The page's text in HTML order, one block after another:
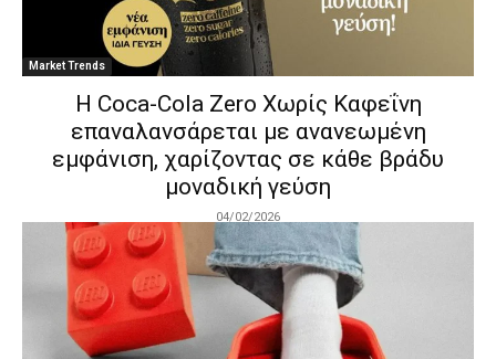
Market Trends
Η Coca-Cola Zero Χωρίς Καφεΐνη
επαναλανσάρεται με ανανεωμένη
εμφάνιση, χαρίζοντας σε κάθε βράδυ
μοναδική γεύση
04/02/2026